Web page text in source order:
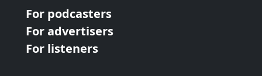
For podcasters
For advertisers
For listeners